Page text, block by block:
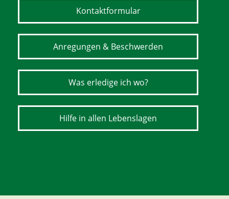
Kontaktformular
Anregungen & Beschwerden
Was erledige ich wo?
Hilfe in allen Lebenslagen